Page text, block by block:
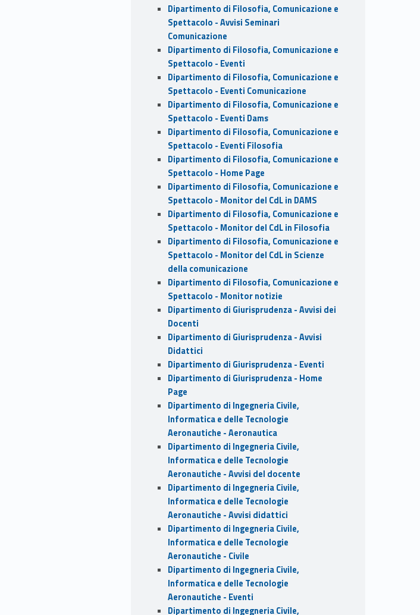
Dipartimento di Filosofia, Comunicazione e
Spettacolo - Avvisi Seminari
Comunicazione
Dipartimento di Filosofia, Comunicazione e
Spettacolo - Eventi
Dipartimento di Filosofia, Comunicazione e
Spettacolo - Eventi Comunicazione
Dipartimento di Filosofia, Comunicazione e
Spettacolo - Eventi Dams
Dipartimento di Filosofia, Comunicazione e
Spettacolo - Eventi Filosofia
Dipartimento di Filosofia, Comunicazione e
Spettacolo - Home Page
Dipartimento di Filosofia, Comunicazione e
Spettacolo - Monitor del CdL in DAMS
Dipartimento di Filosofia, Comunicazione e
Spettacolo - Monitor del CdL in Filosofia
Dipartimento di Filosofia, Comunicazione e
Spettacolo - Monitor del CdL in Scienze
della comunicazione
Dipartimento di Filosofia, Comunicazione e
Spettacolo - Monitor notizie
Dipartimento di Giurisprudenza - Avvisi dei
Docenti
Dipartimento di Giurisprudenza - Avvisi
Didattici
Dipartimento di Giurisprudenza - Eventi
Dipartimento di Giurisprudenza - Home
Page
Dipartimento di Ingegneria Civile,
Informatica e delle Tecnologie
Aeronautiche - Aeronautica
Dipartimento di Ingegneria Civile,
Informatica e delle Tecnologie
Aeronautiche - Avvisi del docente
Dipartimento di Ingegneria Civile,
Informatica e delle Tecnologie
Aeronautiche - Avvisi didattici
Dipartimento di Ingegneria Civile,
Informatica e delle Tecnologie
Aeronautiche - Civile
Dipartimento di Ingegneria Civile,
Informatica e delle Tecnologie
Aeronautiche - Eventi
Dipartimento di Ingegneria Civile,